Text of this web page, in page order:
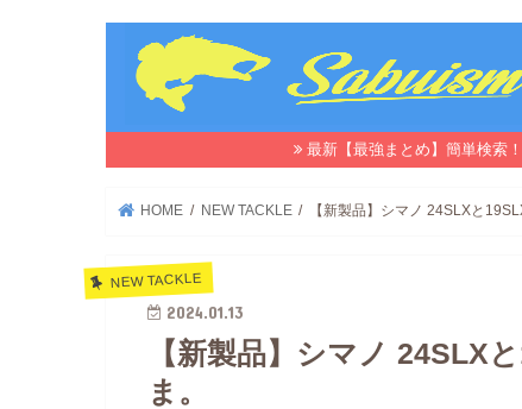
最新【最強まとめ】簡単検索
HOME NEW TACKLE 【新製品】シマノ 24SLXと
NEW TACKLE
2024.01.13
【新製品】シマノ 24SLX
ま。